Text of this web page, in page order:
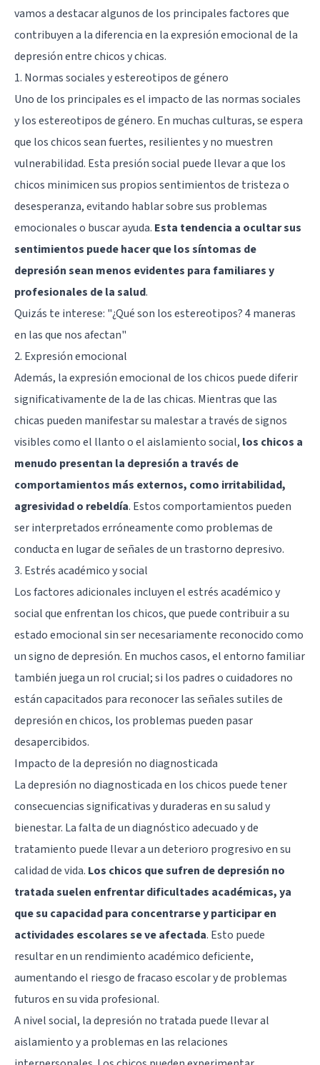
vamos a destacar algunos de los principales factores que
contribuyen a la diferencia en la expresión emocional de la
depresión entre chicos y chicas.
1. Normas sociales y estereotipos de género
Uno de los principales es el impacto de las normas sociales
y los estereotipos de género. En muchas culturas, se espera
que los chicos sean fuertes, resilientes y no muestren
vulnerabilidad. Esta presión social puede llevar a que los
chicos minimicen sus propios sentimientos de tristeza o
desesperanza, evitando hablar sobre sus problemas
emocionales o buscar ayuda. Esta tendencia a ocultar sus
sentimientos puede hacer que los síntomas de
depresión sean menos evidentes para familiares y
profesionales de la salud.
Quizás te interese: "¿Qué son los estereotipos? 4 maneras
en las que nos afectan"
2. Expresión emocional
Además, la expresión emocional de los chicos puede diferir
significativamente de la de las chicas. Mientras que las
chicas pueden manifestar su malestar a través de signos
visibles como el llanto o el aislamiento social, los chicos a
menudo presentan la depresión a través de
comportamientos más externos, como irritabilidad,
agresividad o rebeldía. Estos comportamientos pueden
ser interpretados erróneamente como problemas de
conducta en lugar de señales de un trastorno depresivo.
3. Estrés académico y social
Los factores adicionales incluyen el estrés académico y
social que enfrentan los chicos, que puede contribuir a su
estado emocional sin ser necesariamente reconocido como
un signo de depresión. En muchos casos, el entorno familiar
también juega un rol crucial; si los padres o cuidadores no
están capacitados para reconocer las señales sutiles de
depresión en chicos, los problemas pueden pasar
desapercibidos.
Impacto de la depresión no diagnosticada
La depresión no diagnosticada en los chicos puede tener
consecuencias significativas y duraderas en su salud y
bienestar. La falta de un diagnóstico adecuado y de
tratamiento puede llevar a un deterioro progresivo en su
calidad de vida. Los chicos que sufren de depresión no
tratada suelen enfrentar dificultades académicas, ya
que su capacidad para concentrarse y participar en
actividades escolares se ve afectada. Esto puede
resultar en un rendimiento académico deficiente,
aumentando el riesgo de fracaso escolar y de problemas
futuros en su vida profesional.
A nivel social, la depresión no tratada puede llevar al
aislamiento y a problemas en las relaciones